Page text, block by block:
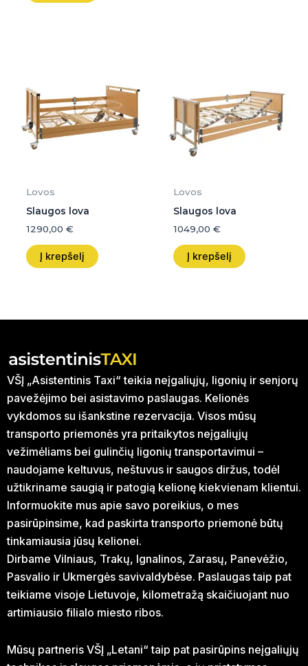
Lovos
Slaugos lova
1290,00 €
Į krepšelį
Lovos
Slaugos lova
1049,00 €
Į krepšelį
VŠĮ „Asistentinis Taxi“ teikia neįgaliųjų, ligonių ir senjorų
pavežėjimo bei asistavimo paslaugas. Kelionės
vykdomos su išankstine rezervacija. Visos mūsų
transporto priemonės yra pritaikytos neįgaliųjų
vežimėliams bei gulinčių ligonių transportavimui –
naudojame keltuvus, neštuvus ir saugos diržus, todėl
užtikriname saugią ir patogią kelionę kiekvienam klientui.
Informuokite mus apie savo poreikius, o mes
pasirūpinsime, kad paskirta transporto priemonė būtų
tinkamiausia jūsų kelionei.
Dirbame Vilniaus, Trakų, Ignalinos, Zarasų, Panevėžio,
Pasvalio ir Ukmergės savivaldybėse. Paslaugas taip pat
teikiame visoje Lietuvoje, kilometražą skaičiuojant nuo
artimiausio filialo miesto ribos.
Mūsų partneris VŠĮ „Letani“ taip pat pasirūpins neįgaliųjų